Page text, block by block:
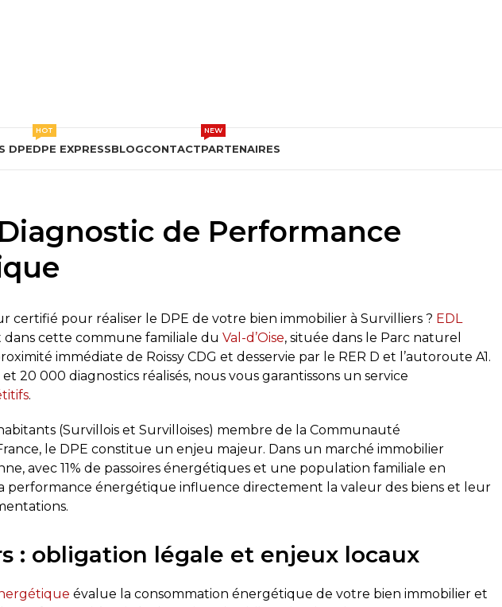
DPEDPE EXPRESS
HOT
BLOGCONTACTPARTENAIRES
NEW
de Performance
certifié pour réaliser le DPE de votre bien immobilier à Survilliers ? EDL
cette commune familiale duVal-d’Oise, située dans le Parc naturel
immédiate de Roissy CDG et desservie par le RER D et l’autoroute A1.
20 000 diagnostics réalisés, nous vous garantissons un service
.
(Survillois et Survilloises) membre de la Communauté
le DPE constitue un enjeu majeur. Dans un marché immobilier
avec 11% de passoires énergétiques et une population familiale en
la performance énergétique influence directement la valeur des biens et leur
: obligation légale et enjeux locaux
évalue la consommation énergétique de votre bien immobilier et